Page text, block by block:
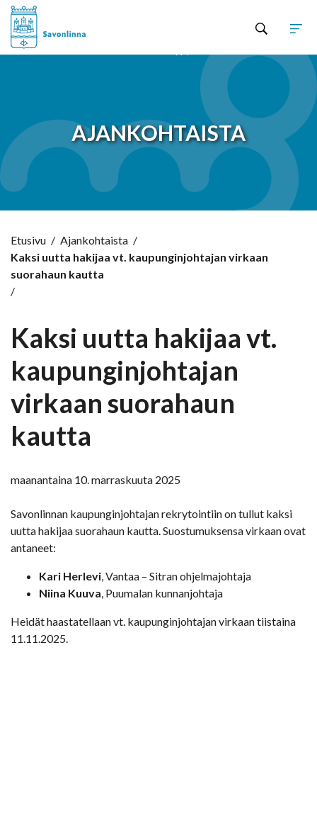
AJANKOHTAISTA
Etusivu / Ajankohtaista /
Kaksi uutta hakijaa vt. kaupunginjohtajan virkaan
suorahaun kautta
/
Kaksi uutta hakijaa vt.
kaupunginjohtajan
virkaan suorahaun
kautta
maanantaina 10. marraskuuta 2025
Savonlinnan kaupunginjohtajan rekrytointiin on tullut kaksi
uutta hakijaa suorahaun kautta. Suostumuksensa virkaan ovat
antaneet:
Kari Herlevi, Vantaa – Sitran ohjelmajohtaja
Niina Kuuva, Puumalan kunnanjohtaja
Heidät haastatellaan vt. kaupunginjohtajan virkaan tiistaina
11.11.2025.